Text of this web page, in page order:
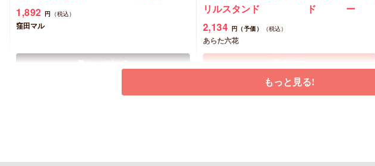
1,892 円 （税込）
窪田マル
リルスタンド
ド
ー
2,134 円（予価） （税込）
あらた六花
もっと見る!